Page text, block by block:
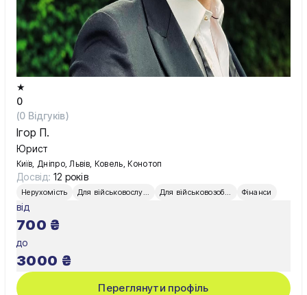
★
0
(0 Відгуків)
Ігор П.
Юрист
Київ, Дніпро, Львів, Ковель, Конотоп
Досвід: 12 років
Нерухомість Фінанси
від
700 ₴
до
3000 ₴
Переглянути профіль